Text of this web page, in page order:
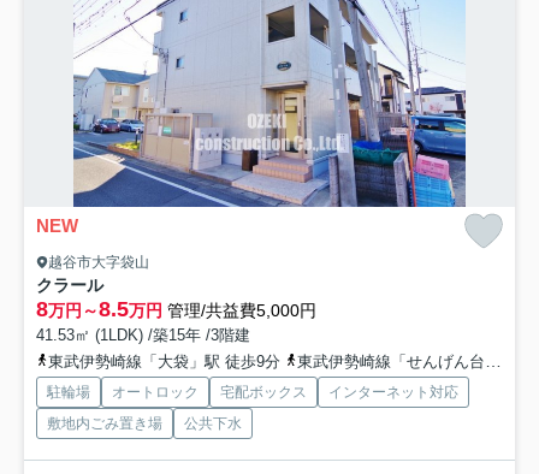
NEW
越谷市大字袋山
クラール
8万円～8.5万円 管理/共益費5,000円
41.53㎡ (1LDK) /築15年 /3階建
東武伊勢崎線「大袋」駅 徒歩9分
東武伊勢崎線「せんげん台」駅 徒歩23分
駐輪場 オートロック 宅配ボックス
インターネット対応
敷地内ごみ置き場
公共下水